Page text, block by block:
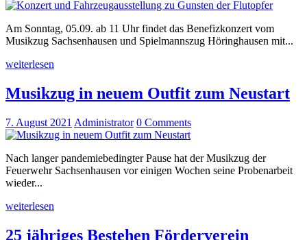
Am Sonntag, 05.09. ab 11 Uhr findet das Benefizkonzert vom
Musikzug Sachsenhausen und Spielmannszug Höringhausen mit...
weiterlesen
Musikzug in neuem Outfit zum Neustart
7. August 2021 Administrator 0 Comments
Nach langer pandemiebedingter Pause hat der Musikzug der
Feuerwehr Sachsenhausen vor einigen Wochen seine Probenarbeit
wieder...
weiterlesen
25 jähriges Bestehen Förderverein